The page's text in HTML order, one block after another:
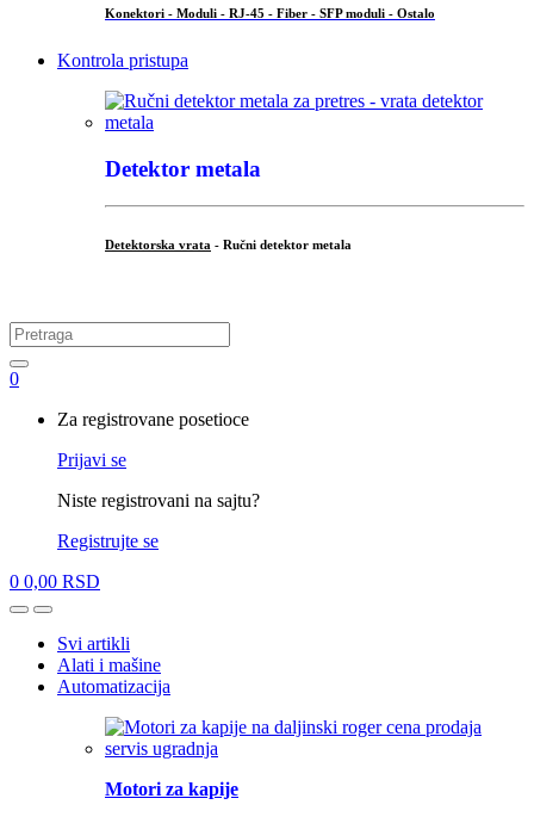
Konektori - Moduli - RJ-45 - Fiber - SFP moduli - Ostalo
Kontrola pristupa
Detektor metala
Detektorska vrata - Ručni detektor metala
Search
for:
0
Za registrovane posetioce
Prijavi se
Niste registrovani na sajtu?
Registrujte se
0 0,00 RSD
OpenClose
Svi artikli
Alati i mašine
Automatizacija
Motori za kapije